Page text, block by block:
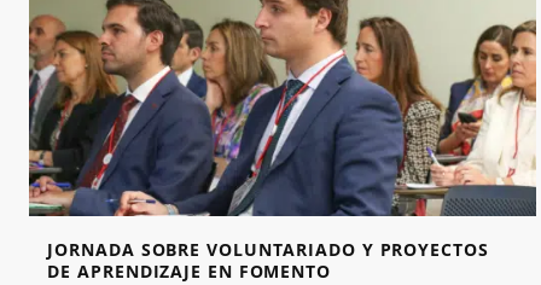
JORNADA SOBRE VOLUNTARIADO Y PROYECTOS
DE APRENDIZAJE EN FOMENTO